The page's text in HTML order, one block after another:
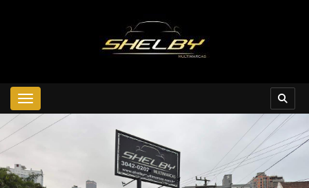
Toggle navigation